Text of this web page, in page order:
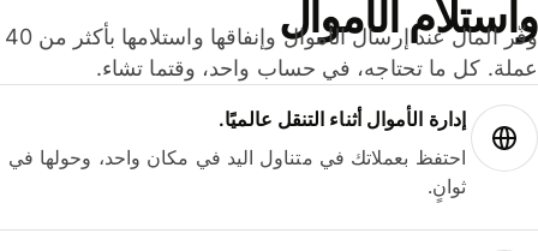
الأموال
وفّر المال عند إرسال الأموال وإنفاقها واستلامها بأكثر من 40
كل ما تحتاجه، في حساب واحد، وقتما تشاء.
إدارة الأموال أثناء التنقل عالميًا.
احتفظ بعملاتك في متناول اليد في مكان واحد، وحولها في
ثوانٍ.